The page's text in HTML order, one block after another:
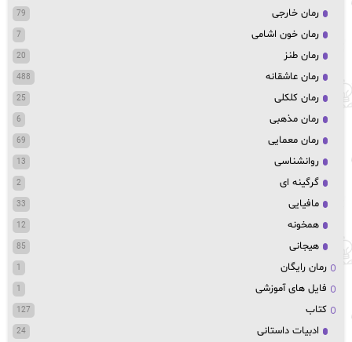
رمان خارجی 79
رمان خون اشامی 7
رمان طنز 20
رمان عاشقانه 488
رمان کلکلی 25
رمان مذهبی 6
رمان معمایی 69
روانشناسی 13
گرگینه ای 2
مافیایی 33
همخونه 12
هیجانی 85
رمان رایگان 1
فایل های آموزشی 1
کتاب 127
ادبیات داستانی 24